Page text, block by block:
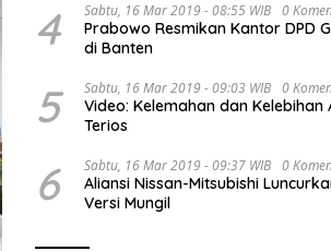
4 Sabtu, 16 Mar 2019 - 08:55 WIB 0
Prabowo Resmikan Kantor DPD
di Banten
5 Sabtu, 16 Mar 2019 - 09:03 WIB 0
Video: Kelemahan dan Kelebihan
Terios
6 Sabtu, 16 Mar 2019 - 09:37 WIB 0
Aliansi Nissan-Mitsubishi
Versi Mungil